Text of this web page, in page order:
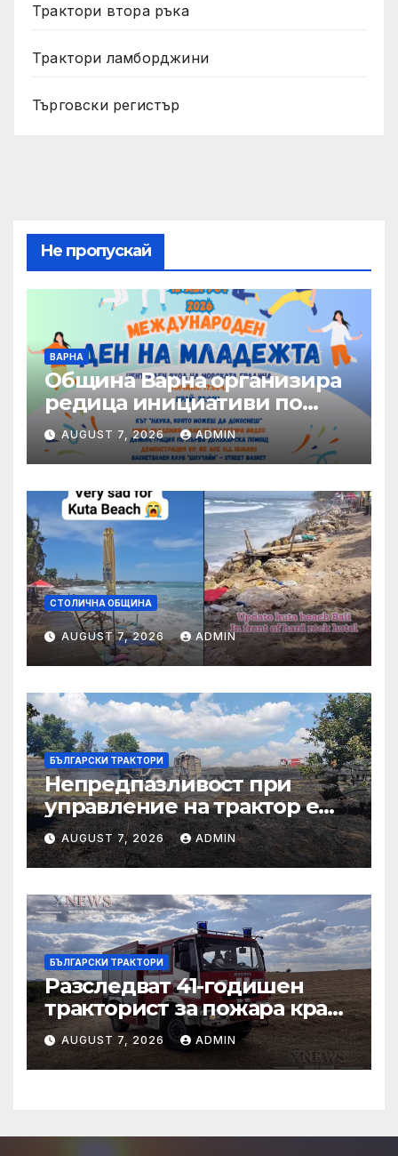
Трактори втора ръка
Трактори ламборджини
Търговски регистър
Не пропускай
ВАРНА
Община Варна организира
редица инициативи по
повод Международния ден
на младежта – 12 август
AUGUST 7, 2026 ADMIN
СТОЛИЧНА ОБЩИНА
AUGUST 7, 2026 ADMIN
БЪЛГАРСКИ ТРАКТОРИ
Непредпазливост при
управление на трактор е
причина за вчерашния
пожар край
тополовградското село
Българска поляна
AUGUST 7, 2026 ADMIN
БЪЛГАРСКИ ТРАКТОРИ
Разследват 41-годишен
тракторист за пожара край
Българска поляна
AUGUST 7, 2026 ADMIN